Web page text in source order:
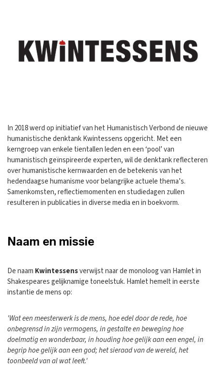
In 2018 werd op initiatief van het Humanistisch Verbond de nieuwe
humanistische denktank Kwintessens opgericht. Met een
kerngroep van enkele tientallen leden en een ‘pool’ van
humanistisch geïnspireerde experten, wil de denktank reflecteren
over humanistische kernwaarden en de betekenis van het
hedendaagse humanisme voor belangrijke actuele thema’s.
Samenkomsten, reflectiemomenten en studiedagen zullen
resulteren in publicaties in diverse media en in boekvorm.
Naam en missie
De naam Kwintessensverwijst naar de monoloog van Hamlet in
Shakespeares gelijknamige toneelstuk. Hamlet hemelt in eerste
instantie de mens op:
'Wat een meesterwerk is de mens, hoe edel door de rede, hoe
onbegrensd in zijn vermogens, in gestalte en beweging hoe
doelmatig en wonderbaar, in houding hoe gelijk aan een engel, in
begrip hoe gelijk aan een god; het sieraad van de wereld, het
toonbeeld van al wat leeft.'